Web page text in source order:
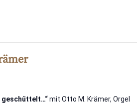
geschüttelt…“mit Otto M. Krämer, Orgel